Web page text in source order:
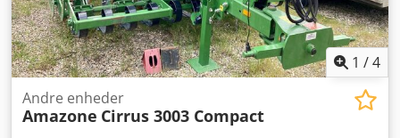
1 /4
Andre enheder
Amazone Cirrus 3003 Compact